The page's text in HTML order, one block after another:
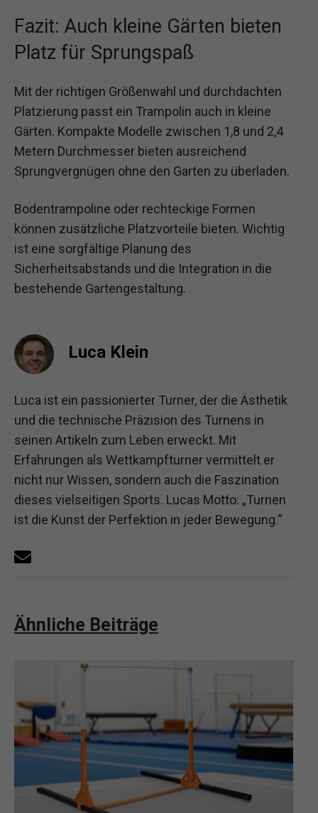
Fazit: Auch kleine Gärten bieten
Platz für Sprungspaß
Mit der richtigen Größenwahl und durchdachten
Platzierung passt ein Trampolin auch in kleine
Gärten. Kompakte Modelle zwischen 1,8 und 2,4
Metern Durchmesser bieten ausreichend
Sprungvergnügen ohne den Garten zu überladen.
Bodentrampoline oder rechteckige Formen
können zusätzliche Platzvorteile bieten. Wichtig
ist eine sorgfältige Planung des
Sicherheitsabstands und die Integration in die
bestehende Gartengestaltung.
Luca Klein
Luca ist ein passionierter Turner, der die Ästhetik
und die technische Präzision des Turnens in
seinen Artikeln zum Leben erweckt. Mit
Erfahrungen als Wettkampfturner vermittelt er
nicht nur Wissen, sondern auch die Faszination
dieses vielseitigen Sports. Lucas Motto: „Turnen
ist die Kunst der Perfektion in jeder Bewegung.“
Ähnliche Beiträge